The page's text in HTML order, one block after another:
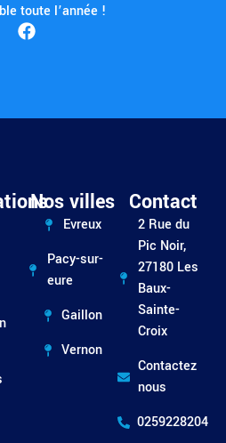
toute l’année !
Nos villes
Evreux
Pacy-sur-
eure
Gaillon
Vernon
Contact
2 Rue du
Pic Noir,
27180 Les
Baux-
Sainte-
Croix
Contactez
nous
0259228204